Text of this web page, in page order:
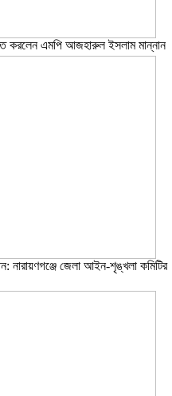
করলেন এমপি আজহারুল ইসলাম মান্নান
জেলা আইন-শৃঙ্খলা কমিটির